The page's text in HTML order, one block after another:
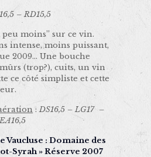
– RD15,5
moins” sur ce vin.
intense, moins puissant,
2009… Une bouche
(trop?), cuits, un vin
ce côté simpliste et cette
:DS16,5 – LG17 –
Vaucluse : Domaine des
Syrah » Réserve 2007